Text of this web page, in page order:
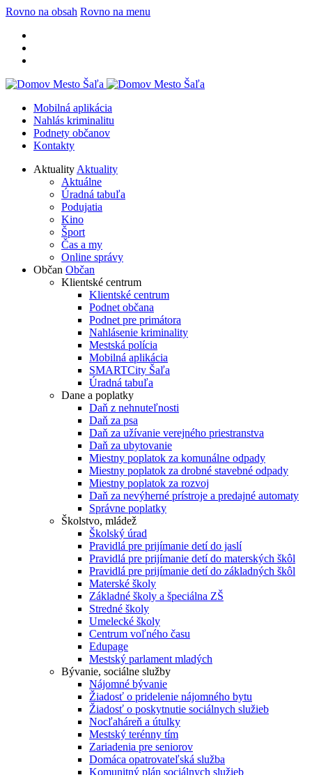
Rovno na obsah Rovno na menu
Mobilná aplikácia
Nahlás kriminalitu
Podnety občanov
Kontakty
Aktuality Aktuality
Aktuálne
Úradná tabuľa
Podujatia
Kino
Šport
Čas a my
Online správy
Občan Občan
Klientské centrum
Klientské centrum
Podnet občana
Podnet pre primátora
Nahlásenie kriminality
Mestská polícia
Mobilná aplikácia
SMARTCity Šaľa
Úradná tabuľa
Dane a poplatky
Daň z nehnuteľnosti
Daň za psa
Daň za užívanie verejného priestranstva
Daň za ubytovanie
Miestny poplatok za komunálne odpady
Miestny poplatok za drobné stavebné odpady
Miestny poplatok za rozvoj
Daň za nevýherné prístroje a predajné automaty
Správne poplatky
Školstvo, mládež
Školský úrad
Pravidlá pre prijímanie detí do jaslí
Pravidlá pre prijímanie detí do materských škôl
Pravidlá pre prijímanie detí do základných škôl
Materské školy
Základné školy a špeciálna ZŠ
Stredné školy
Umelecké školy
Centrum voľného času
Edupage
Mestský parlament mladých
Bývanie, sociálne služby
Nájomné bývanie
Žiadosť o pridelenie nájomného bytu
Žiadosť o poskytnutie sociálnych služieb
Nocľaháreň a útulky
Mestský terénny tím
Zariadenia pre seniorov
Domáca opatrovateľská služba
Komunitný plán sociálnych služieb